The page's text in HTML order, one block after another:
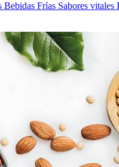
Bebidas Frías Sabores